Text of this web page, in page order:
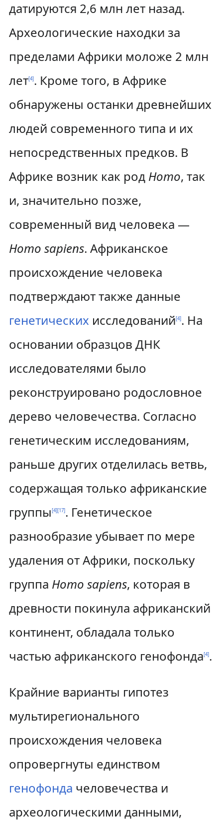
датируются 2,6 млн лет назад.
Археологические находки за
пределами Африки моложе 2 млн
лет[4]. Кроме того, в Африке
обнаружены останки древнейших
людей современного типа и их
непосредственных предков. В
Африке возник как род Homo, так
и, значительно позже,
современный вид человека —
Homo sapiens. Африканское
происхождение человека
подтверждают также данные
генетических исследований[4]. На
основании образцов ДНК
исследователями было
реконструировано родословное
дерево человечества. Согласно
генетическим исследованиям,
раньше других отделилась ветвь,
содержащая только африканские
группы[4][17]. Генетическое
разнообразие убывает по мере
удаления от Африки, поскольку
группа Homo sapiens, которая в
древности покинула африканский
континент, обладала только
частью африканского генофонда[4].
Крайние варианты гипотез
мультирегионального
происхождения человека
опровергнуты единством
генофонда человечества и
археологическими данными,